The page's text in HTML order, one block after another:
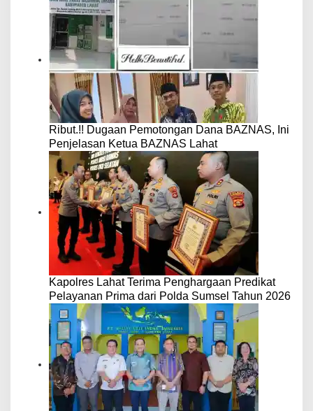
Ribut.!! Dugaan Pemotongan Dana BAZNAS, Ini
Penjelasan Ketua BAZNAS Lahat
Kapolres Lahat Terima Penghargaan Predikat
Pelayanan Prima dari Polda Sumsel Tahun 2026